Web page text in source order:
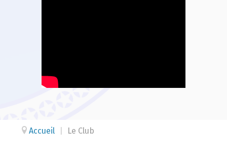
Accueil Le Club